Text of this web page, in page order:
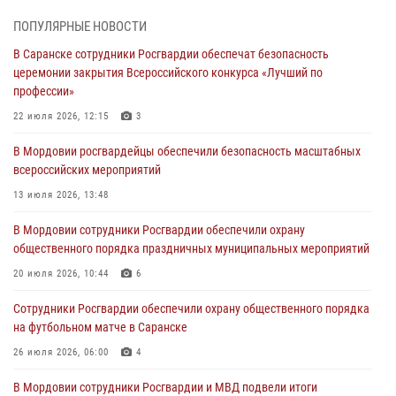
06 августа 2026, 07:03
В Саранске по обращению жителей правоохранители отреагировали
незамедлительно
05 августа 2026, 15:04
подозреваемого в причинении телесных повреждений супруге
05 августа 2026, 12:34
проведения масштабного праздника в Темникове
05 августа 2026, 09:04 4
разрешительной работы передал очередную партию вооружения в
зону СВО
04 августа 2026, 11:13
ПОПУЛЯРНЫЕ НОВОСТИ
В Саранске сотрудники Росгвардии обеспечат безопасность
церемонии закрытия Всероссийского конкурса «Лучший по
профессии»
22 июля 2026, 12:15 3
В Мордовии росгвардейцы обеспечили безопасность масштабных
всероссийских мероприятий
13 июля 2026, 13:48
В Мордовии сотрудники Росгвардии обеспечили охрану
общественного порядка праздничных муниципальных мероприятий
20 июля 2026, 10:44 6
Сотрудники Росгвардии обеспечили охрану общественного порядка
на футбольном матче в Саранске
26 июля 2026, 06:00 4
В Мордовии сотрудники Росгвардии и МВД подвели итоги